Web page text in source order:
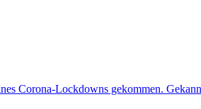
Corona-Lockdowns gekommen.